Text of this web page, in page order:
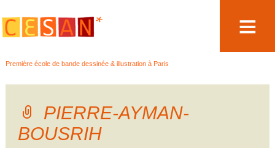
Première école de bande dessinée & illustration à Paris
au
PIERRE-AYMAN-
BOUSRIH